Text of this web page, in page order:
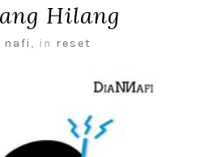
Hilang
nafi , in reset